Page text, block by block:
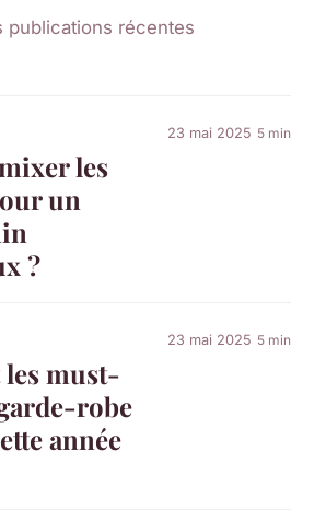
publications récentes
les
un
?
23 mai 2025 5 min
les must-
robe
année
23 mai 2025 5 min